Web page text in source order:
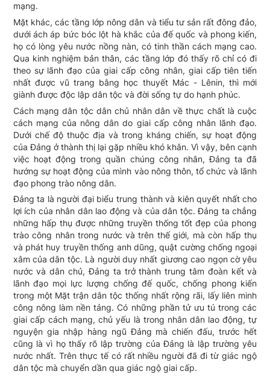
mạng.
Mặt khác, các tầng lớp nông dân và tiểu tư sản rất đông đảo,
dưới ách áp bức bóc lột hà khắc của đế quốc và phong kiến,
họ có lòng yêu nước nồng nàn, có tinh thần cách mạng cao.
Qua kinh nghiệm bản thân, các tầng lớp đó thấy rõ chỉ có đi
theo sự lãnh đạo của giai cấp công nhân, giai cấp tiên tiến
nhất được vũ trang bằng học thuyết Mác - Lênin, thì mới
giành được độc lập dân tộc và đời sống tự do hạnh phúc.
Cách mạng dân tộc dân chủ nhân dân về thực chất là cuộc
cách mạng của nông dân do giai cấp công nhân lãnh đạo.
Dưới chế độ thuộc địa và trong kháng chiến, sự hoạt động
của Đảng ở thành thị lại gặp nhiều khó khǎn. Vì vậy, bên cạnh
việc hoạt động trong quần chúng công nhân, Đảng ta đã
hướng sự hoạt động của mình vào nông thôn, tổ chức và lãnh
đạo phong trào nông dân.
Đảng ta là người đại biểu trung thành và kiên quyết nhất cho
lợi ích của nhân dân lao động và của dân tộc. Đảng ta chẳng
những hấp thụ được những truyền thống tốt đẹp của phong
trào công nhân trong nước và trên thế giới, mà còn hấp thụ
và phát huy truyền thống anh dũng, quật cường chống ngoại
xâm của dân tộc. Là người duy nhất giương cao ngọn cờ yêu
nước và dân chủ, Đảng ta trở thành trung tâm đoàn kết và
lãnh đạo mọi lực lượng chống đế quốc, chống phong kiến
trong một Mặt trận dân tộc thống nhất rộng rãi, lấy liên minh
công nông làm nền tảng. Có những phần tử ưu tú trong các
giai cấp cách mạng, chủ yếu là trong nhân dân lao động, tự
nguyện gia nhập hàng ngũ Đảng mà chiến đấu, trước hết
cũng là vì họ thấy rõ lập trường của Đảng là lập trường yêu
nước nhất. Trên thực tế có rất nhiều người đã đi từ giác ngộ
dân tộc mà chuyển dần qua giác ngộ giai cấp.